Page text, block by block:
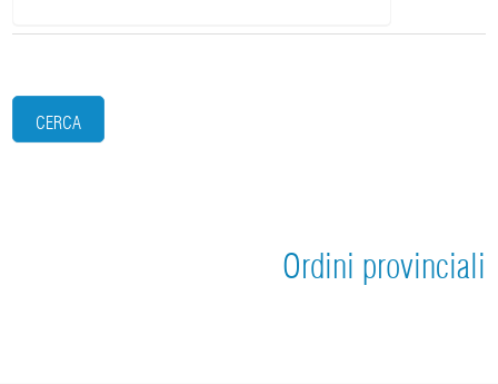
CERCA
Ordini provinciali